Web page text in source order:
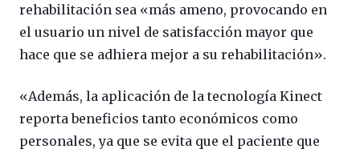
rehabilitación sea «más ameno, provocando en
el usuario un nivel de satisfacción mayor que
hace que se adhiera mejor a su rehabilitación».
«Además, la aplicación de la tecnología Kinect
reporta beneficios tanto económicos como
personales, ya que se evita que el paciente que